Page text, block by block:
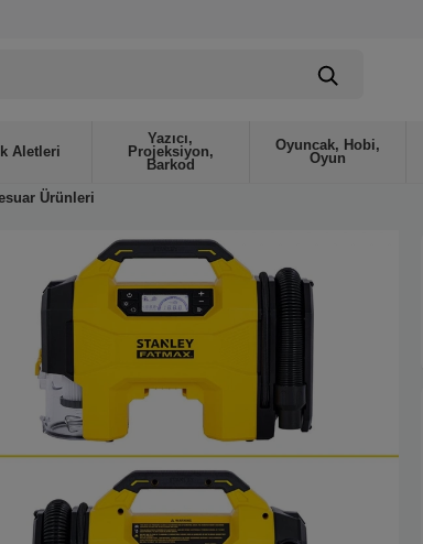
Aletleri
Yazıcı,
Projeksiyon,
Barkod
Oyuncak, Hobi,
Oyun
Ürünleri